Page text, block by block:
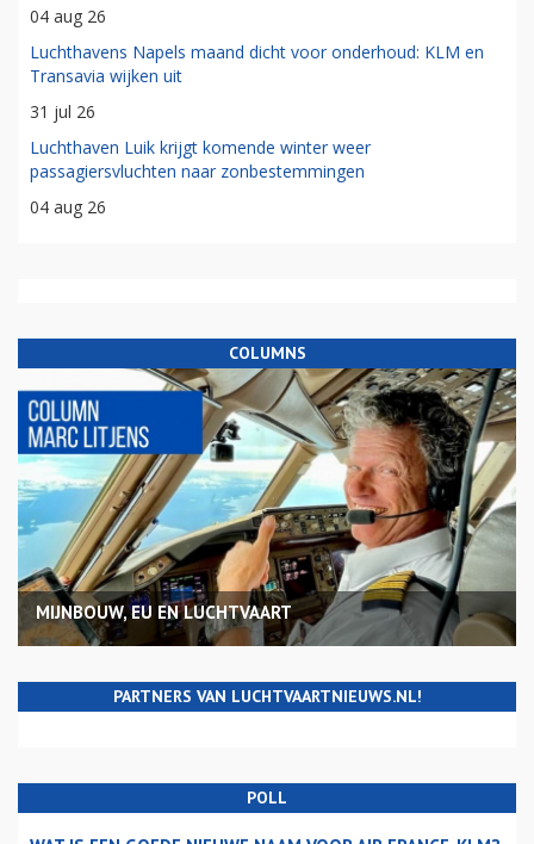
04 aug 26
Luchthavens Napels maand dicht voor onderhoud: KLM en
Transavia wijken uit
31 jul 26
Luchthaven Luik krijgt komende winter weer
passagiersvluchten naar zonbestemmingen
04 aug 26
COLUMNS
MIJNBOUW, EU EN LUCHTVAART
PARTNERS VAN LUCHTVAARTNIEUWS.NL!
POLL